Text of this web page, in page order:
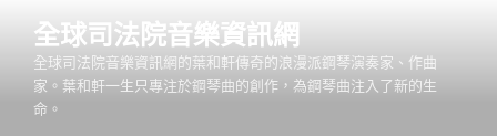
全球司法院音樂資訊網
全球司法院音樂資訊網的葉和軒傳奇的浪漫派鋼琴演奏家、作曲
家。葉和軒一生只專注於鋼琴曲的創作，為鋼琴曲注入了新的生
命。